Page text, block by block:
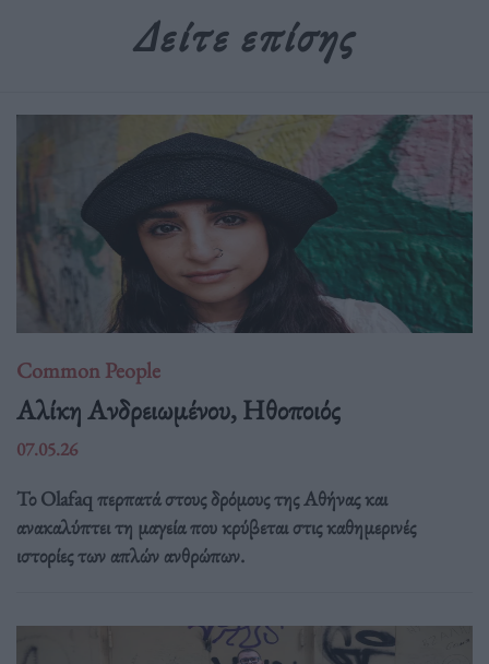
Δείτε επίσης
Common People
Αλίκη Ανδρειωμένου, Ηθοποιός
07.05.26
Το Olafaq περπατά στους δρόμους της Αθήνας και
ανακαλύπτει τη μαγεία που κρύβεται στις καθημερινές
ιστορίες των απλών ανθρώπων.